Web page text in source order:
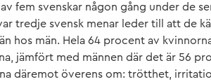
fem svenskar någon gång under de
tredje svensk menar leder till att de
hos män. Hela 64 procent av
jämfört med männen där det är 56
däremot överens om: trötthet,